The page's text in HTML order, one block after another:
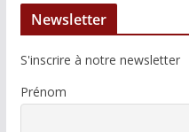
Newsletter
S'inscrire à notre newsletter
Prénom